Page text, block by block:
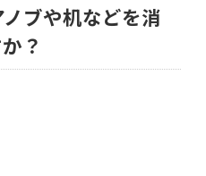
ブや机などを消
？